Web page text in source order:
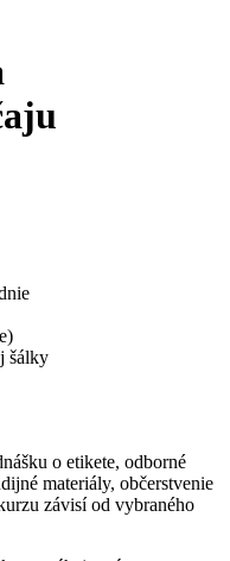
šálky
o etikete, odborné
materiály, občerstvenie
závisí od vybraného